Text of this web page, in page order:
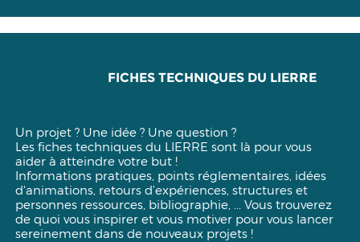
FICHES TECHNIQUES DU LIERRE
Un projet ? Une idée ? Une question ?
Les fiches techniques du LIERRE sont là pour vous
aider à atteindre votre but !
Informations pratiques, points réglementaires, idées
d'animations, retours d’expériences, structures et
personnes ressources, bibliographie, ... Vous trouverez
de quoi vous inspirer et vous motiver pour vous lancer
sereinement dans de nouveaux projets !